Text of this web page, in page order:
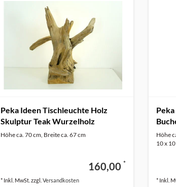
Peka Ideen Tischleuchte Holz
Skulptur Teak Wurzelholz
Höhe ca. 70 cm, Breite ca. 67 cm
160,00 *
* Inkl. MwSt. zzgl. Versandkosten
Höhe
10 x
* Inkl.